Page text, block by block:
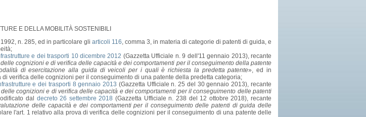
E DELLA MOBILITÀ SOSTENIBILI
n. 285, ed in particolare gli articoli 116, comma 3, in materia di categorie di patenti di guida, e
e dei trasporti 10 dicembre 2012 (Gazzetta Ufficiale n. 9 dell'11 gennaio 2013), recante
cognizioni e di verifica delle capacità e dei comportamenti per il conseguimento della patente
di esercitazione alla guida di veicoli per i quali è richiesta la predetta patente», ed in
verifica delle cognizioni per il conseguimento di una patente della predetta categoria;
e dei trasporti 8 gennaio 2013 (Gazzetta Ufficiale n. 25 del 30 gennaio 2013), recante
cognizioni e di verifica delle capacità e dei comportamenti per il conseguimento delle patenti
dal decreto 26 settembre 2018 (Gazzetta Ufficiale n. 238 del 12 ottobre 2018), recante
delle capacità e dei comportamenti per il conseguimento delle patenti di guida delle
l'art. 1 relativo alla prova di verifica delle cognizioni per il conseguimento di una patente delle